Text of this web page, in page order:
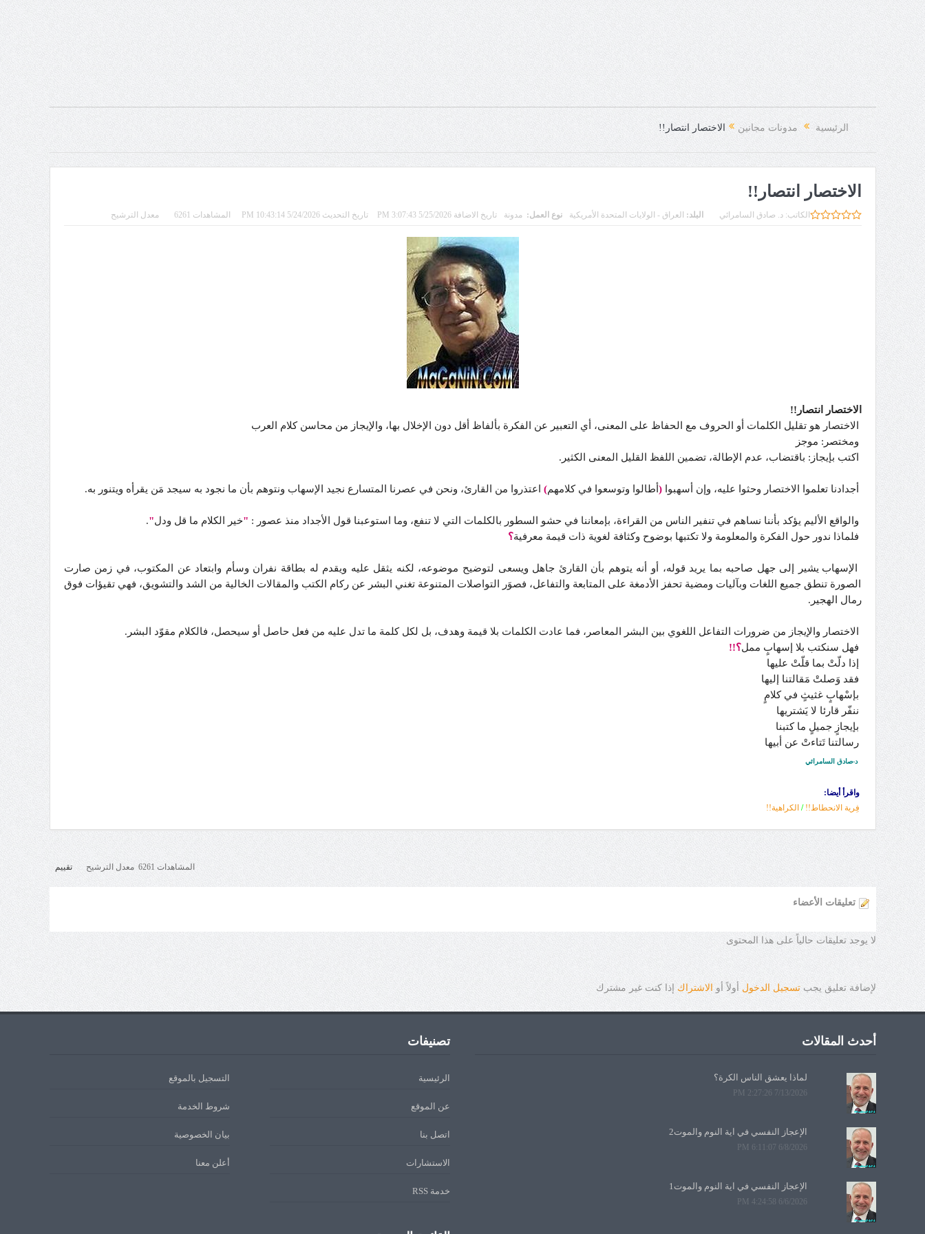
الرئيسية مدونات مجانين الاختصار انتصار!!
الاختصار انتصار!!
الكاتب:د. صادق السامرائي البلد: العراق - الولايات المتحدة الأمريكية نوع العمل:مدونة تاريخ الاضافة 5/25/2026 3:07:43 PM تاريخ التحديث 5/24/2026 10:43:14 PM المشاهدات 6261 معدل الترشيح
الاختصار انتصار!!
الاختصار هو تقليل الكلمات أو الحروف مع الحفاظ على المعنى، أي التعبير عن الفكرة بألفاظ أقل دون الإخلال بها، والإيجاز من محاسن كلام العرب
ومختصر: موجز
اكتب بإيجاز: باقتضاب، عدم الإطالة، تضمين اللفظ القليل المعنى الكثير.
أجدادنا تعلموا الاختصار وحثوا عليه، وإن أسهبوا( أطالوا وتوسعوا في كلامهم) اعتذروا من القارئ، ونحن في عصرنا المتسارع نجيد الإسهاب ونتوهم بأن ما نجود به سيجد مَن يقرأه ويتنور به.
والواقع الأليم يؤكد بأننا نساهم في تنفير الناس من القراءة، بإمعاننا في حشو السطور بالكلمات التي لا تنفع، وما استوعبنا قول الأجداد منذ عصور : "خير الكلام ما قل ودل"
.
فلماذا ندور حول الفكرة والمعلومة ولا تكتبها بوضوح وكثافة لغوية ذات قيمة معرفية؟
الإسهاب يشير إلى جهل صاحبه بما يريد قوله، أو أنه يتوهم بأن القارئ جاهل ويسعى لتوضيح موضوعه، لكنه يثقل عليه ويقدم له بطاقة نفران وسأم وابتعاد عن المكتوب، في زمن صارت
الصورة تنطق جميع اللغات وبآليات ومضية تحفز الأدمغة على المتابعة والتفاعل، فصوَر التواصلات المتنوعة تغني البشر عن ركام الكتب والمقالات الخالية من الشد والتشويق، فهي تقيؤات فوق
رمال الهجير.
الاختصار والإيجاز من ضرورات التفاعل اللغوي بين البشر المعاصر، فما عادت الكلمات بلا قيمة وهدف، بل لكل كلمة ما تدل عليه من فعل حاصل أو سيحصل، فالكلام مقوّد البشر.
فهل سنكتب بلا إسهابٍ ممل؟!!
إذا دلّتْ بما قلّتْ عليها
فقد وَصلتْ مَقالتنا إليها
بإسْهابٍ غثيثٍ في كلامٍ
ننفّر قارئا لا يَشتريها
بإيجازٍ جميلٍ ما كتبنا
رسالتنا تَتاءتْ عن أبيها
د-صادق السامرائي
واقرأ أيضا:
فِرية الانحطاط!! / الكراهية!!
المشاهدات 6261 معدل الترشيح تقييم
تعليقات الأعضاء
لا يوجد تعليقات حالياً على هذا المحتوى
لإضافة تعليق يجبتسجيل الدخول أولاً أو الاشتراكإذا كنت غير مشترك
أحدث المقالات
لماذا يعشق الناس الكرة؟
7/13/2026 2:27:26 PM
الإعجاز النفسي في آية النوم والموت2
6/8/2026 6:11:07 PM
الإعجاز النفسي في آية النوم والموت1
6/6/2026 4:24:58 PM
تصنيفات
الرئيسية التسجيل بالموقع
عن الموقع شروط الخدمة
اتصل بنا بيان الخصوصية
الاستشارات أعلن معنا
خدمة RSS